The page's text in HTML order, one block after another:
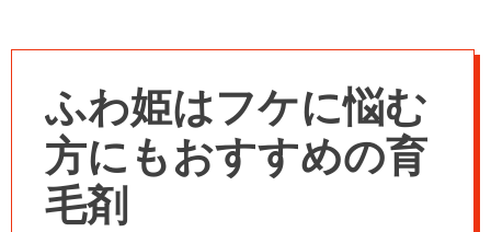
ふわ姫はフケに悩む
方にもおすすめの育
毛剤